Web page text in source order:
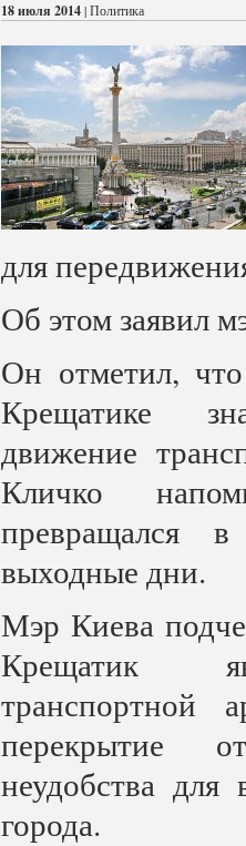
18 июля 2014| Политика
для
Об этом заявил
Он отметил,
Крещатике
движение
Кличко
превращался
выходные дни.
Мэр Киева
Крещатик
транспортной
перекрытие
неудобства для
города.